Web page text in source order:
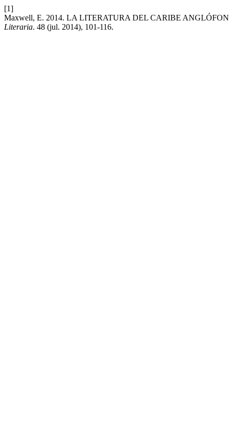
[1]
Maxwell, E. 2014. LA LITERATURA DEL CARIBE
Literaria. 48 (jul. 2014), 101-116.